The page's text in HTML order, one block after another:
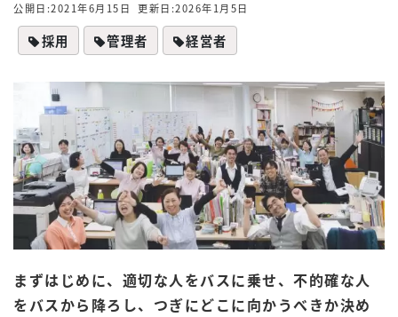
公開日:2021年6月15日 更新日:2026年1月5日
採用 管理者 経営者
まずはじめに、適切な人をバスに乗せ、不的確な人
をバスから降ろし、つぎにどこに向かうべきか決め